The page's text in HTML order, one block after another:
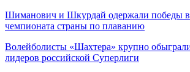
Шиманович и Шкурдай одержали победы в
чемпионата страны по плаванию
Волейболисты «Шахтера» крупно
лидеров российской Суперлиги